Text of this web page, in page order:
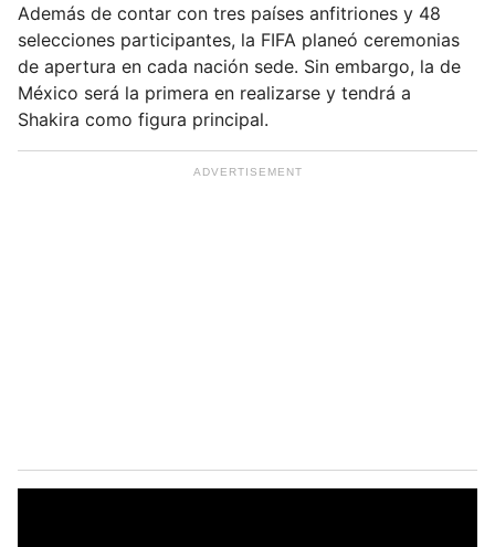
Además de contar con tres países anfitriones y 48
selecciones participantes, la FIFA planeó ceremonias
de apertura en cada nación sede. Sin embargo, la de
México será la primera en realizarse y tendrá a
Shakira como figura principal.